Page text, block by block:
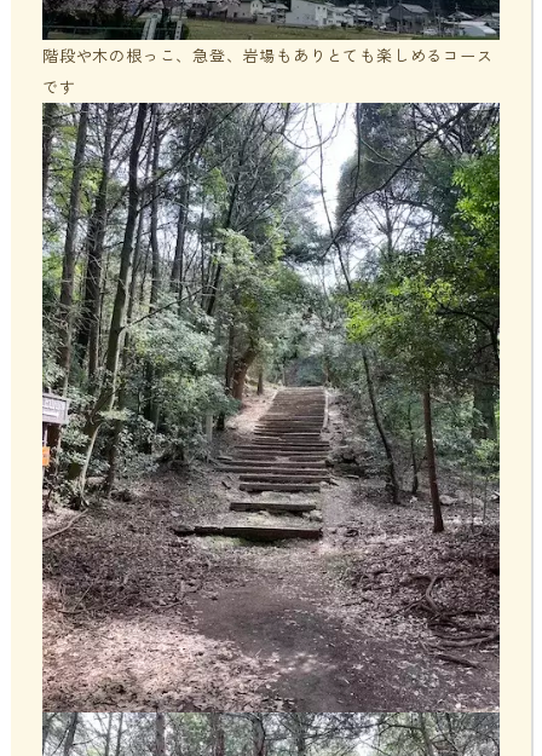
階段や木の根っこ、急登、岩場もありとても楽しめるコース
です